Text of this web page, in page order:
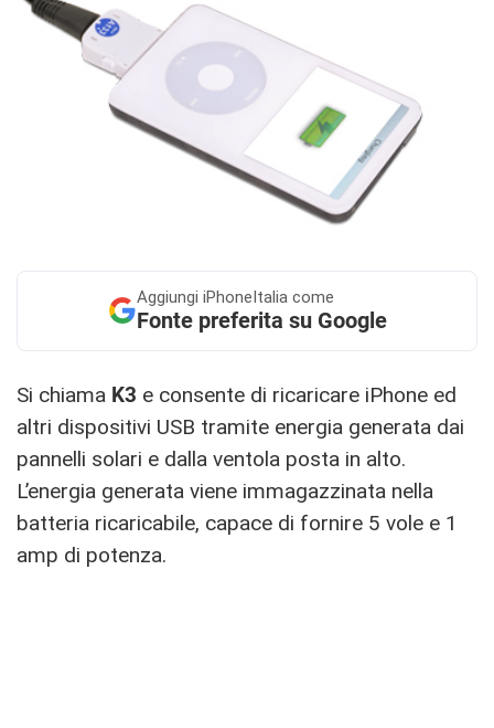
Aggiungi iPhoneItalia come
Fonte preferita su Google
Si chiama K3 e consente di ricaricare iPhone ed
altri dispositivi USB tramite energia generata dai
pannelli solari e dalla ventola posta in alto.
L’energia generata viene immagazzinata nella
batteria ricaricabile, capace di fornire 5 vole e 1
amp di potenza.